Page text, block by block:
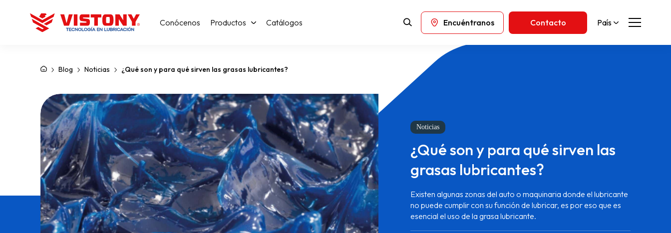
Conócenos Productos Catálogos Encuéntranos Contacto País
Blog Noticias ¿Qué son y para qué sirven las grasas lubricantes?
Noticias
¿Qué son y para qué sirven las
grasas lubricantes?
Existen algunas zonas del auto o maquinaria donde el lubricante
no puede cumplir con su función de lubricar, es por eso que es
esencial el uso de la grasa lubricante.